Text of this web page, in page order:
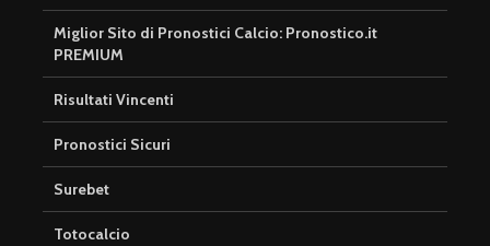
Miglior Sito di Pronostici Calcio: Pronostico.it
PREMIUM
Risultati Vincenti
Pronostici Sicuri
Surebet
Totocalcio